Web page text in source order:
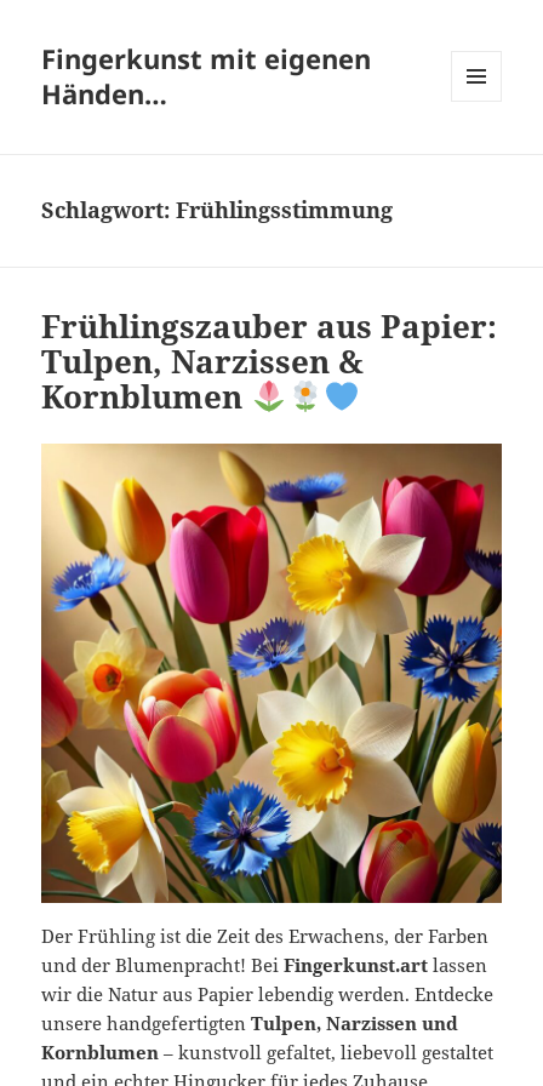
Fingerkunst mit eigenen
Händen…
Schlagwort:Frühlingsstimmung
Frühlingszauber aus Papier:
Tulpen, Narzissen &
Kornblumen
Der Frühling ist die Zeit des Erwachens, der Farben
und der Blumenpracht! BeiFingerkunst.art lassen
wir die Natur aus Papier lebendig werden. Entdecke
unsere handgefertigtenTulpen, Narzissen und
Kornblumen – kunstvoll gefaltet, liebevoll gestaltet